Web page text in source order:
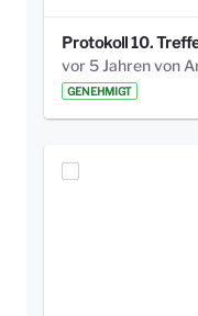
GENEHMIGT